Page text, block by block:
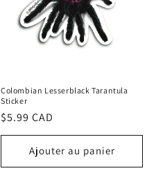
Colombian Lesserblack Tarantula
Sticker
Prix
habituel
$5.99 CAD
Ajouter au panier